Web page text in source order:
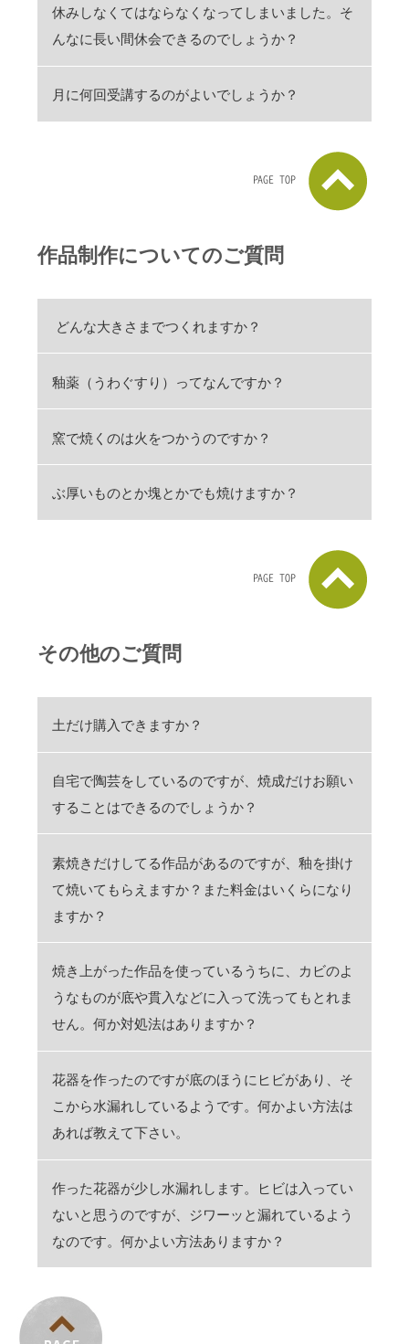
休みしなくてはならなくなってしまいました。そ
んなに長い間休会できるのでしょうか？
月に何回受講するのがよいでしょうか？
PAGE TOP
作品制作についてのご質問
どんな大きさまでつくれますか？
釉薬（うわぐすり）ってなんですか？
窯で焼くのは火をつかうのですか？
ぶ厚いものとか塊とかでも焼けますか？
PAGE TOP
その他のご質問
土だけ購入できますか？
自宅で陶芸をしているのですが、焼成だけお願い
することはできるのでしょうか？
素焼きだけしてる作品があるのですが、釉を掛け
て焼いてもらえますか？また料金はいくらになり
ますか？
焼き上がった作品を使っているうちに、カビのよ
うなものが底や貫入などに入って洗ってもとれま
せん。何か対処法はありますか？
花器を作ったのですが底のほうにヒビがあり、そ
こから水漏れしているようです。何かよい方法は
あれば教えて下さい。
作った花器が少し水漏れします。ヒビは入ってい
ないと思うのですが、ジワーッと漏れているよう
なのです。何かよい方法ありますか？